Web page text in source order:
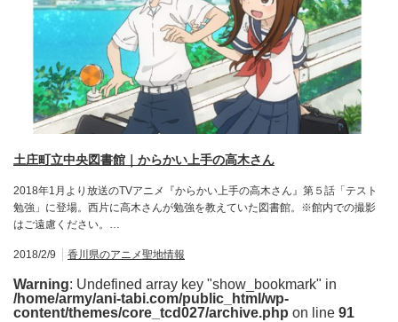
土庄町立中央図書館｜からかい上手の高木さん
2018年1月より放送のTVアニメ『からかい上手の高木さん』第５話「テスト
勉強」に登場。西片に高木さんが勉強を教えていた図書館。※館内での撮影
はご遠慮ください。…
2018/2/9 香川県のアニメ聖地情報
Warning: Undefined array key "show_bookmark" in
/home/army/ani-tabi.com/public_html/wp-
content/themes/core_tcd027/archive.php on line 91